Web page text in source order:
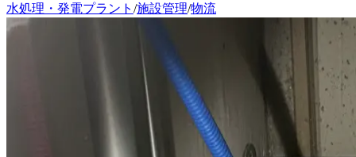
水処理・発電プラント /施設管理/物流